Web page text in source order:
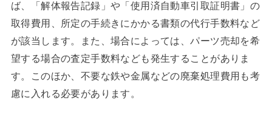
ば、「解体報告記録」や「使用済自動車引取証明書」の
取得費用、所定の手続きにかかる書類の代行手数料など
が該当します。また、場合によっては、パーツ売却を希
望する場合の査定手数料なども発生することがありま
す。このほか、不要な鉄や金属などの廃棄処理費用も考
慮に入れる必要があります。